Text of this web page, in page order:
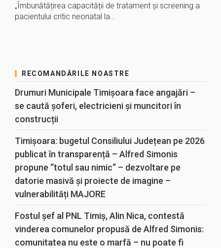
„Îmbunătățirea capacității de tratament și screening a
pacientului critic neonatal la…
RECOMANDĂRILE NOASTRE
Drumuri Municipale Timișoara face angajări –
se caută șoferi, electricieni și muncitori în
construcții
Timișoara: bugetul Consiliului Județean pe 2026
publicat în transparență – Alfred Simonis
propune “totul sau nimic“ – dezvoltare pe
datorie masivă și proiecte de imagine –
vulnerabilități MAJORE
Fostul șef al PNL Timiș, Alin Nica, contestă
vinderea comunelor propusă de Alfred Simonis:
comunitatea nu este o marfă – nu poate fi